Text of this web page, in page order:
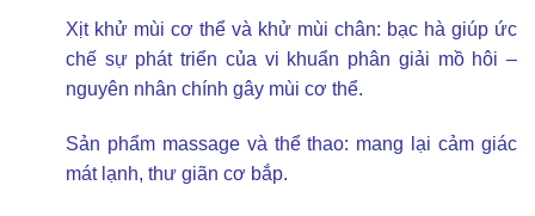
Xịt khử mùi cơ thể và khử mùi chân: bạc hà giúp ức
chế sự phát triển của vi khuẩn phân giải mồ hôi –
nguyên nhân chính gây mùi cơ thể.
Sản phẩm massage và thể thao: mang lại cảm giác
mát lạnh, thư giãn cơ bắp.